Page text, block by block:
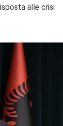
alle crisi